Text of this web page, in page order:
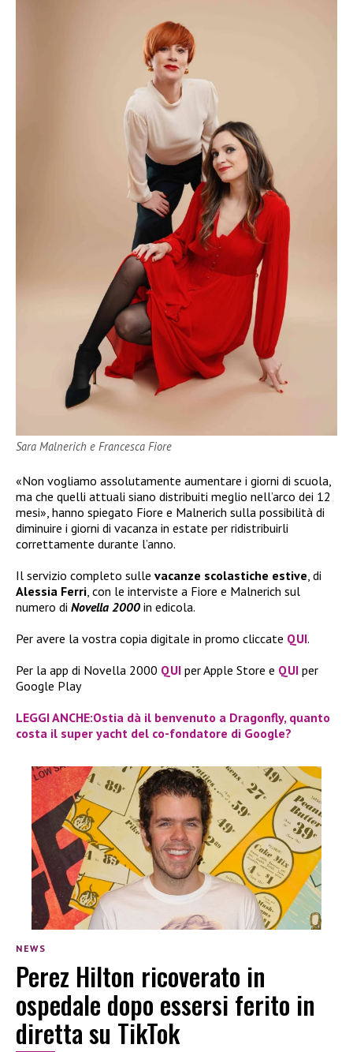
Sara Malnerich e Francesca Fiore
«Non vogliamo assolutamente aumentare i giorni di scuola,
ma che quelli attuali siano distribuiti meglio nell’arco dei 12
mesi», hanno spiegato Fiore e Malnerich sulla possibilità di
diminuire i giorni di vacanza in estate per ridistribuirli
correttamente durante l’anno.
Il servizio completo sulle vacanze scolastiche estive, di
Alessia Ferri, con le interviste a Fiore e Malnerich sul
numero di Novella 2000 in edicola.
Per avere la vostra copia digitale in promo cliccate QUI.
Per la app di Novella 2000 QUI per Apple Store e QUI per
Google Play
LEGGI ANCHE:Ostia dà il benvenuto a Dragonfly, quanto
costa il super yacht del co-fondatore di Google?
NEWS
Perez Hilton ricoverato in
ospedale dopo essersi ferito in
diretta su TikTok